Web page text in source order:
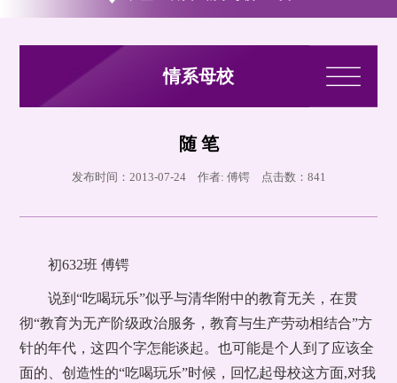
情系母校
随 笔
发布时间：2013-07-24 作者: 傅锷 点击数： 841
初632班 傅锷
说到“吃喝玩乐”似乎与清华附中的教育无关，在贯
彻“教育为无产阶级政治服务，教育与生产劳动相结合”方
针的年代，这四个字怎能谈起。也可能是个人到了应该全
面的、创造性的“吃喝玩乐”时候，回忆起母校这方面,对我